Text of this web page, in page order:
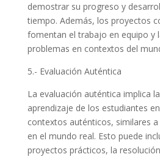
demostrar su progreso y
tiempo. Además, los proyectos
fomentan el trabajo en equipo y
problemas en contextos del
5.- Evaluación Auténtica
La evaluación auténtica implica
aprendizaje de los estudiantes
contextos auténticos, similares
en el mundo real. Esto puede
proyectos prácticos, la